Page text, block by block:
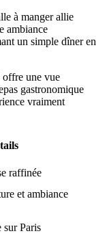
à manger allie
ambiance
un simple dîner en
offre une vue
gastronomique
vraiment
raffinée
et ambiance
sur Paris